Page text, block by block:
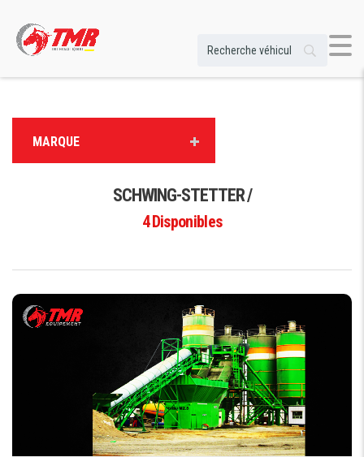
MARQUE
SCHWING-STETTER /
4Disponibles